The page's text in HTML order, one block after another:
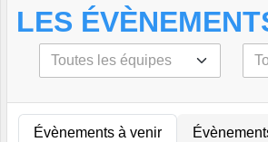
LES
Évènements à venir